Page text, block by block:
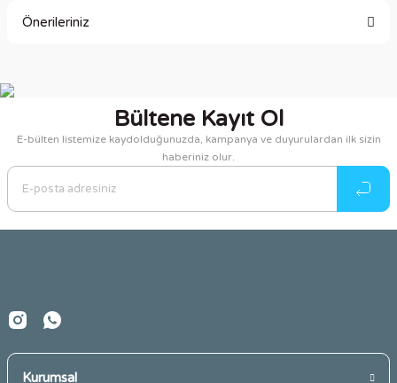
Önerileriniz
Görüş ve önerileriniz için teşekkür ederiz.
Ürün resmi kalitesiz, bozuk veya görüntülenemiyor.
Ürün açıklamasında eksik bilgiler bulunuyor.
Ürün bilgilerinde hatalar bulunuyor.
Bültene Kayıt Ol
E-bülten listemize kaydolduğunuzda, kampanya ve duyurulardan ilk sizin
haberiniz olur.
Kurumsal